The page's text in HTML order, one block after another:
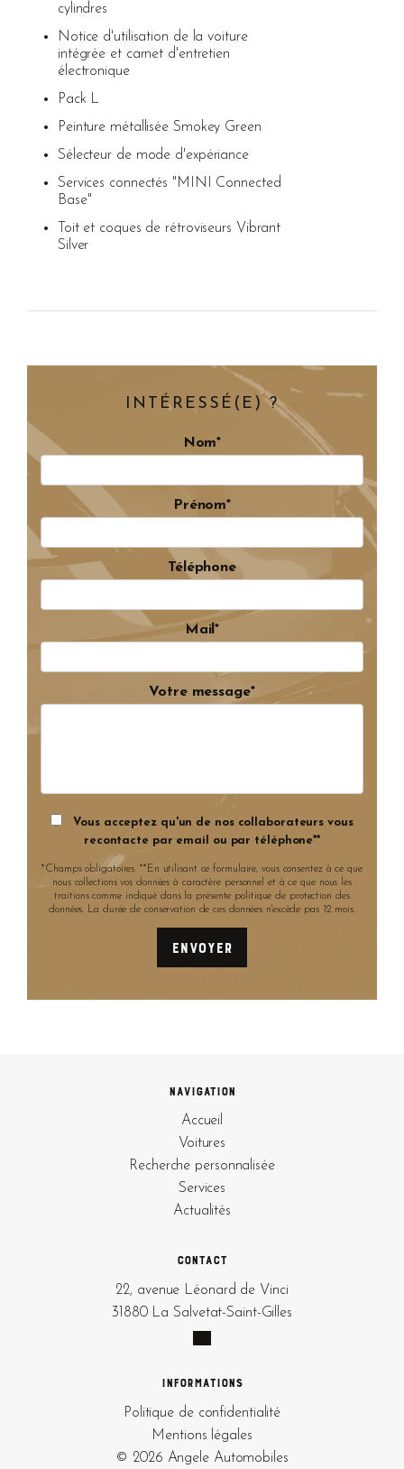
cylindres
Notice d'utilisation de la voiture
intégrée et carnet d'entretien
électronique
Pack L
Peinture métallisée Smokey Green
Sélecteur de mode d'expériance
Services connectés "MINI Connected
Base"
Toit et coques de rétroviseurs Vibrant
Silver
INTÉRESSÉ(E) ?
Nom*
Prénom*
Téléphone
Mail*
Votre message*
Vous acceptez qu'un de nos collaborateurs vous
recontacte par email ou par téléphone**
*Champs obligatoires. **En utilisant ce formulaire, vous consentez à ce que
nous collections vos données à caractère personnel et à ce que nous les
traitions comme indiqué dans la présente politique de protection des
données. La durée de conservation de ces données n'excède pas 12 mois.
Navigation
Accueil
Voitures
Recherche personnalisée
Services
Actualités
Contact
22, avenue Léonard de Vinci
31880 La Salvetat-Saint-Gilles
Informations
Politique de confidentialité
Mentions légales
© 2026 Angele Automobiles